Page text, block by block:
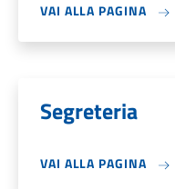
VAI ALLA PAGINA
Segreteria
VAI ALLA PAGINA